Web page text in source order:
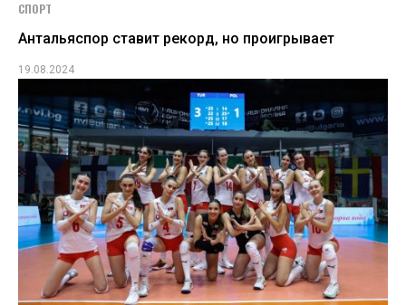
СПОРТ
Антальяспор ставит рекорд, но проигрывает
19.08.2024